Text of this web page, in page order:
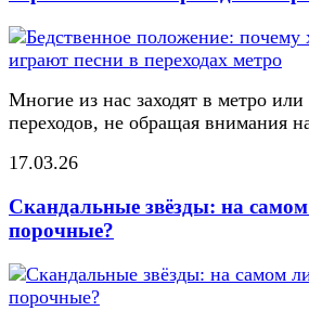
Многие из нас заходят в метро
переходов, не обращая внимания
17.03.26
Скандальные звёзды: на
порочные?